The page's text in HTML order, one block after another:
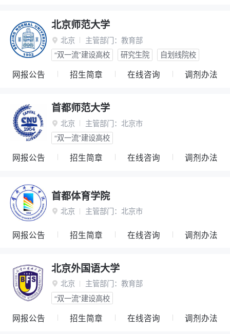
北京师范大学
 北京 主管部门： 教育部
“双一流”建设高校
研究生院 自划线院校
网报公告 招生简章 在线咨询 调剂办法
首都师范大学
 北京 主管部门： 北京市
“双一流”建设高校
网报公告 招生简章 在线咨询 调剂办法
首都体育学院
 北京 主管部门： 北京市
网报公告 招生简章 在线咨询 调剂办法
北京外国语大学
 北京 主管部门： 教育部
“双一流”建设高校
网报公告 招生简章 在线咨询 调剂办法